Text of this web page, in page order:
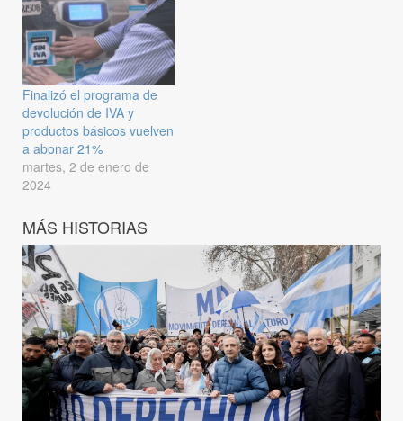
Finalizó el programa de
devolución de IVA y
productos básicos vuelven
a abonar 21%
martes, 2 de enero de
2024
MÁS HISTORIAS